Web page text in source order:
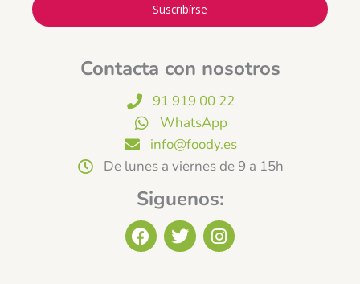
Suscribírse
Contacta con nosotros
91 919 00 22
WhatsApp
info@foody.es
De lunes a viernes de 9 a 15h
Siguenos:
F
a
T
w
I
n